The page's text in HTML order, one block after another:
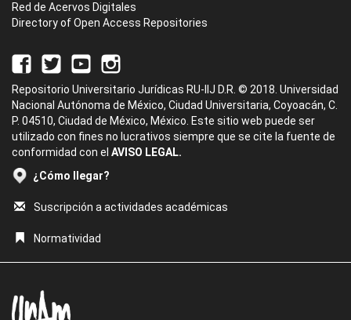
Red de Acervos Digitales
Directory of Open Access Repositories
Repositorio Universitario Jurídicas RU-IIJ D.R. © 2018. Universidad
Nacional Autónoma de México, Ciudad Universitaria, Coyoacán, C.
P. 04510, Ciudad de México, México. Este sitio web puede ser
utilizado con fines no lucrativos siempre que se cite la fuente de
conformidad con el AVISO LEGAL.
¿Cómo llegar?
Suscripción a actividades académicas
Normatividad